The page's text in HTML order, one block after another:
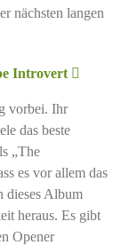
nächsten langen
Introvert
vorbei. Ihr
das beste
„The
es vor allem das
dieses Album
heraus. Es gibt
Opener